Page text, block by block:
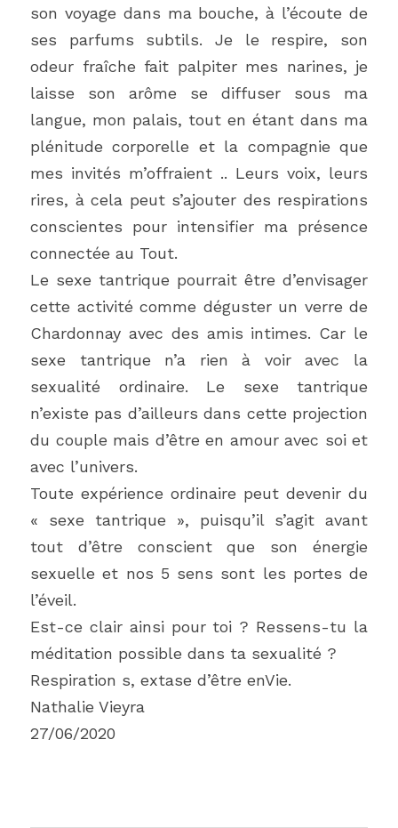
son voyage dans ma bouche, à l’écoute de
ses parfums subtils. Je le respire, son
odeur fraîche fait palpiter mes narines, je
laisse son arôme se diffuser sous ma
langue, mon palais, tout en étant dans ma
plénitude corporelle et la compagnie que
mes invités m’offraient .. Leurs voix, leurs
rires, à cela peut s’ajouter des respirations
conscientes pour intensifier ma présence
connectée au Tout.
Le sexe tantrique pourrait être d’envisager
cette activité comme déguster un verre de
Chardonnay avec des amis intimes. Car le
sexe tantrique n’a rien à voir avec la
sexualité ordinaire. Le sexe tantrique
n’existe pas d’ailleurs dans cette projection
du couple mais d’être en amour avec soi et
avec l’univers.
Toute expérience ordinaire peut devenir du
« sexe tantrique », puisqu’il s’agit avant
tout d’être conscient que son énergie
sexuelle et nos 5 sens sont les portes de
l’éveil.
Est-ce clair ainsi pour toi ? Ressens-tu la
méditation possible dans ta sexualité ?
Respiration s, extase d’être enVie.
Nathalie Vieyra
27/06/2020